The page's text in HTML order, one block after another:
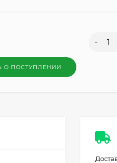
-
О ПОСТУПЛЕНИИ